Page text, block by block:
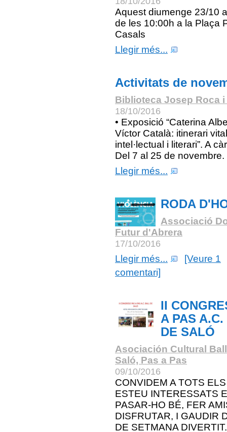
Aquest diumenge 23/10
de les 10:00h a la Plaça
Casals
Llegir més...
Activitats de
Biblioteca Josep Roca
18/10/2016
• Exposició “Caterina
Víctor Català: itinerari
intel·lectual i literari”. A
Del 7 al 25 de novembre.
Llegir més...
RODA
Associació
Futur d'Abrera
17/10/2016
Llegir més...
[Veure 1
comentari]
II
A PAS
DE SALÓ
Asociación Cultural
Saló, Pas a Pas
09/10/2016
CONVIDEM A TOTS
ESTEU INTERESSATS
PASAR-HO BÉ, FER
DISFRUTAR, I GAUDIR
DE SETMANA DIVERTIT.